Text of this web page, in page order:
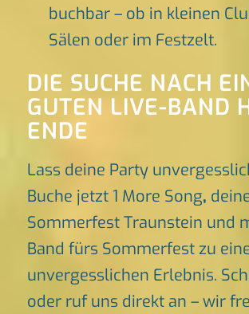
buchbar – ob in kleinen
Sälen oder im Festzelt.
DIE SUCHE NACH
GUTEN LIVE-BAND
ENDE
Lass deine Party
Buche jetzt 1 More Song,
Sommerfest Traunstein und
Band fürs Sommerfest zu
unvergesslichen Erlebnis.
oder ruf uns direkt an – wir